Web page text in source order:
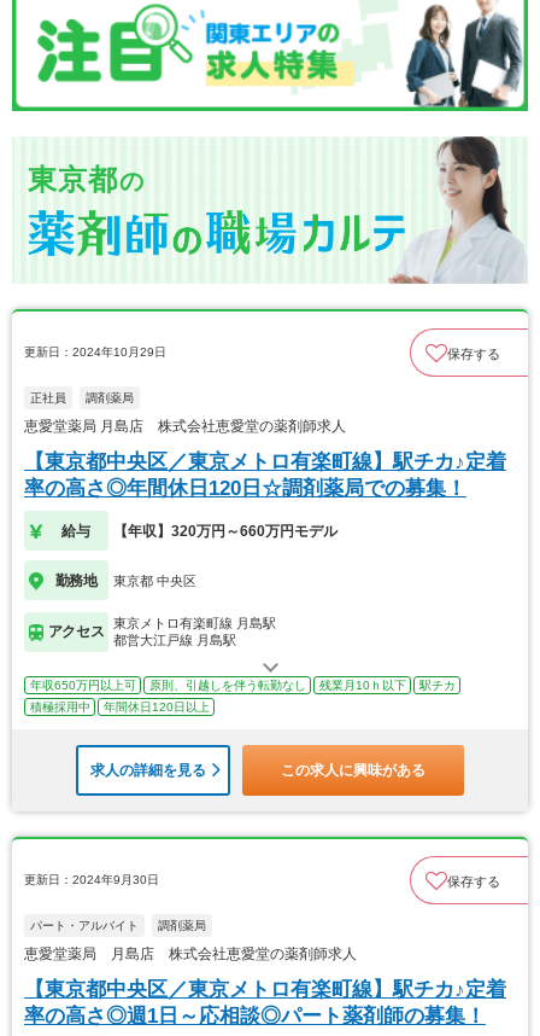
東京都の
更新日：2024年10月29日 保存する
正社員 調剤薬局
恵愛堂薬局 月島店 株式会社恵愛堂の薬剤師求人
【東京都中央区／東京メトロ有楽町線】駅チカ♪定着
率の高さ◎年間休日120日☆調剤薬局での募集！
給与 【年収】320万円～660万円モデル
勤務地 東京都 中央区
アクセス
東京メトロ有楽町線 月島駅
都営大江戸線 月島駅
年収650万円以上可 原則、引越しを伴う転勤なし 残業月10ｈ以下
駅チカ
積極採用中
年間休日120日以上
求人の詳細を見る この求人に興味がある
更新日：2024年9月30日 保存する
パート・アルバイト 調剤薬局
恵愛堂薬局 月島店 株式会社恵愛堂の薬剤師求人
【東京都中央区／東京メトロ有楽町線】駅チカ♪定着
率の高さ◎週1日～応相談◎パート薬剤師の募集！